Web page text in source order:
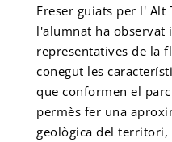
Freser guiats per l' Alt
l'alumnat ha observat
representatives de la
conegut les
que conformen el
permès fer una
geològica del